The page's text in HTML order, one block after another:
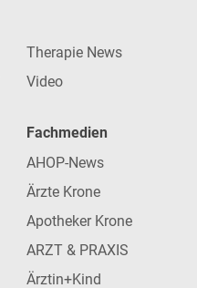
Therapie News
Video
Fachmedien
AHOP-News
Ärzte Krone
Apotheker Krone
ARZT & PRAXIS
Ärztin+Kind